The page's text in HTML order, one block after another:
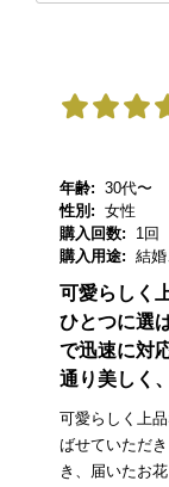
年齢: 30代〜
性別: 女性
購入回数:
1回
購入用途: 結
可愛らしく
ひとつに選
で迅速に対
通り美しく
可愛らしく上
ばせていただ
き、届いたお